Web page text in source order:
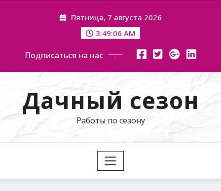
Пятница, 7 августа 2026
3:49:07 AM
Подписаться на нас
Дачный сезон
Работы по сезону